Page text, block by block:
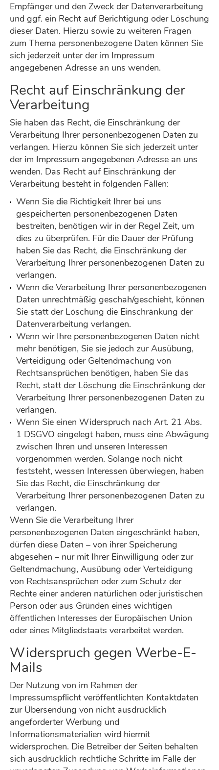
Empfänger und den Zweck der Datenverarbeitung
und ggf. ein Recht auf Berichtigung oder Löschung
dieser Daten. Hierzu sowie zu weiteren Fragen
zum Thema personenbezogene Daten können Sie
sich jederzeit unter der im Impressum
angegebenen Adresse an uns wenden.
Recht auf Einschränkung der
Verarbeitung
Sie haben das Recht, die Einschränkung der
Verarbeitung Ihrer personenbezogenen Daten zu
verlangen. Hierzu können Sie sich jederzeit unter
der im Impressum angegebenen Adresse an uns
wenden. Das Recht auf Einschränkung der
Verarbeitung besteht in folgenden Fällen:
Wenn Sie die Richtigkeit Ihrer bei uns
gespeicherten personenbezogenen Daten
bestreiten, benötigen wir in der Regel Zeit, um
dies zu überprüfen. Für die Dauer der Prüfung
haben Sie das Recht, die Einschränkung der
Verarbeitung Ihrer personenbezogenen Daten zu
verlangen.
Wenn die Verarbeitung Ihrer personenbezogenen
Daten unrechtmäßig geschah/geschieht, können
Sie statt der Löschung die Einschränkung der
Datenverarbeitung verlangen.
Wenn wir Ihre personenbezogenen Daten nicht
mehr benötigen, Sie sie jedoch zur Ausübung,
Verteidigung oder Geltendmachung von
Rechtsansprüchen benötigen, haben Sie das
Recht, statt der Löschung die Einschränkung der
Verarbeitung Ihrer personenbezogenen Daten zu
verlangen.
Wenn Sie einen Widerspruch nach Art. 21 Abs.
1 DSGVO eingelegt haben, muss eine Abwägung
zwischen Ihren und unseren Interessen
vorgenommen werden. Solange noch nicht
feststeht, wessen Interessen überwiegen, haben
Sie das Recht, die Einschränkung der
Verarbeitung Ihrer personenbezogenen Daten zu
verlangen.
Wenn Sie die Verarbeitung Ihrer
personenbezogenen Daten eingeschränkt haben,
dürfen diese Daten – von ihrer Speicherung
abgesehen – nur mit Ihrer Einwilligung oder zur
Geltendmachung, Ausübung oder Verteidigung
von Rechtsansprüchen oder zum Schutz der
Rechte einer anderen natürlichen oder juristischen
Person oder aus Gründen eines wichtigen
öffentlichen Interesses der Europäischen Union
oder eines Mitgliedstaats verarbeitet werden.
Widerspruch gegen Werbe-E-
Mails
Der Nutzung von im Rahmen der
Impressumspflicht veröffentlichten Kontaktdaten
zur Übersendung von nicht ausdrücklich
angeforderter Werbung und
Informationsmaterialien wird hiermit
widersprochen. Die Betreiber der Seiten behalten
sich ausdrücklich rechtliche Schritte im Falle der